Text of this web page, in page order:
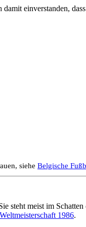
einverstanden,
siehe Belgische
steht meist im Schatten
Weltmeisterschaft 1986.